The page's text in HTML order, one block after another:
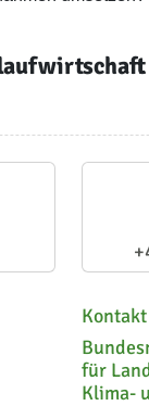
Kontakt
für
Klima-